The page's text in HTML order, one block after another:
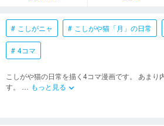
こしがニャ こしがや猫「月」の日常
4コマ
こしがや猫の日常を描く4コマ漫画です。 あまり
す。 … もっと見る keyboard_arrow_down